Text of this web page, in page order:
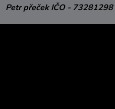
Petr přečekIČO - 73281298